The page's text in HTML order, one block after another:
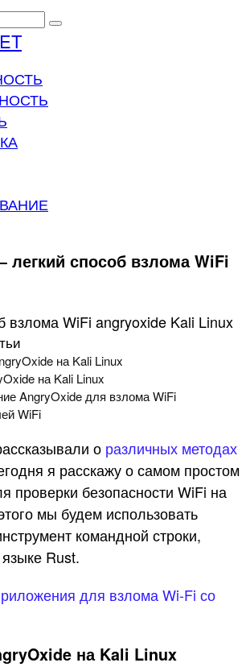
способ взлома WiFi
на Kali Linux
на Kali Linux
AngryOxide для взлома WiFi
WiFi
о различных методах
я расскажу о самом простом
проверки безопасности WiFi на
мы будем использовать
командной строки,
Rust.
для взлома Wi-Fi со
на Kali Linux